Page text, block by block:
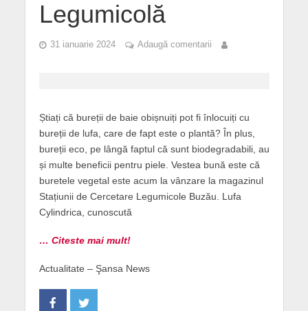
Legumicolă
31 ianuarie 2024 Adaugă comentarii
Știați că bureții de baie obișnuiți pot fi înlocuiți cu
bureții de lufa, care de fapt este o plantă? În plus,
bureții eco, pe lângă faptul că sunt biodegradabili, au
și multe beneficii pentru piele. Vestea bună este că
buretele vegetal este acum la vânzare la magazinul
Stațiunii de Cercetare Legumicole Buzău. Lufa
Cylindrica, cunoscută
… Citeste mai mult!
Actualitate – Şansa News